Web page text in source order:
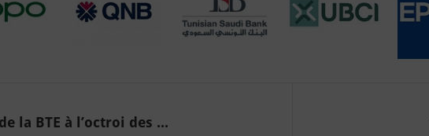
la BTE à l’octroi des ...